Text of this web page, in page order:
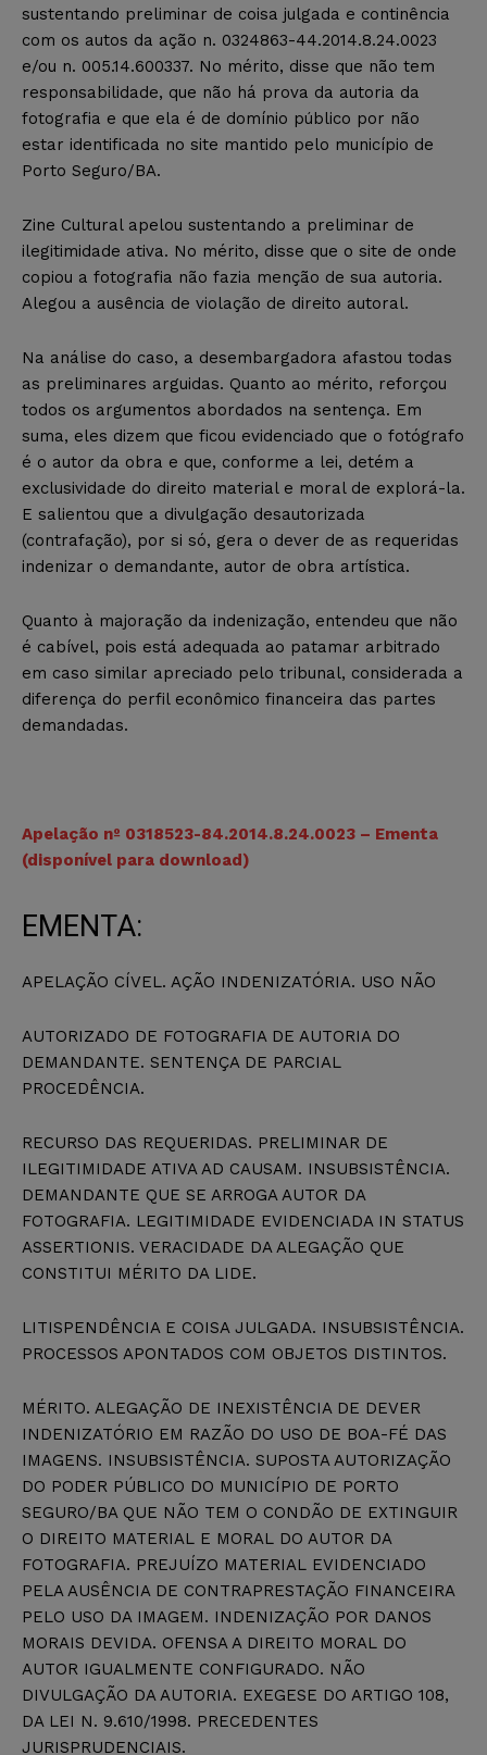
sustentando preliminar de coisa julgada e continência
com os autos da ação n. 0324863-44.2014.8.24.0023
e/ou n. 005.14.600337. No mérito, disse que não tem
responsabilidade, que não há prova da autoria da
fotografia e que ela é de domínio público por não
estar identificada no site mantido pelo município de
Porto Seguro/BA.
Zine Cultural apelou sustentando a preliminar de
ilegitimidade ativa. No mérito, disse que o site de onde
copiou a fotografia não fazia menção de sua autoria.
Alegou a ausência de violação de direito autoral.
Na análise do caso, a desembargadora afastou todas
as preliminares arguidas. Quanto ao mérito, reforçou
todos os argumentos abordados na sentença. Em
suma, eles dizem que ficou evidenciado que o fotógrafo
é o autor da obra e que, conforme a lei, detém a
exclusividade do direito material e moral de explorá-la.
E salientou que a divulgação desautorizada
(contrafação), por si só, gera o dever de as requeridas
indenizar o demandante, autor de obra artística.
Quanto à majoração da indenização, entendeu que não
é cabível, pois está adequada ao patamar arbitrado
em caso similar apreciado pelo tribunal, considerada a
diferença do perfil econômico financeira das partes
demandadas.
Apelação nº 0318523-84.2014.8.24.0023 – Ementa
(disponível para download)
EMENTA:
APELAÇÃO CÍVEL. AÇÃO INDENIZATÓRIA. USO NÃO
AUTORIZADO DE FOTOGRAFIA DE AUTORIA DO
DEMANDANTE. SENTENÇA DE PARCIAL
PROCEDÊNCIA.
RECURSO DAS REQUERIDAS. PRELIMINAR DE
ILEGITIMIDADE ATIVA AD CAUSAM. INSUBSISTÊNCIA.
DEMANDANTE QUE SE ARROGA AUTOR DA
FOTOGRAFIA. LEGITIMIDADE EVIDENCIADA IN STATUS
ASSERTIONIS. VERACIDADE DA ALEGAÇÃO QUE
CONSTITUI MÉRITO DA LIDE.
LITISPENDÊNCIA E COISA JULGADA. INSUBSISTÊNCIA.
PROCESSOS APONTADOS COM OBJETOS DISTINTOS.
MÉRITO. ALEGAÇÃO DE INEXISTÊNCIA DE DEVER
INDENIZATÓRIO EM RAZÃO DO USO DE BOA-FÉ DAS
IMAGENS. INSUBSISTÊNCIA. SUPOSTA AUTORIZAÇÃO
DO PODER PÚBLICO DO MUNICÍPIO DE PORTO
SEGURO/BA QUE NÃO TEM O CONDÃO DE EXTINGUIR
O DIREITO MATERIAL E MORAL DO AUTOR DA
FOTOGRAFIA. PREJUÍZO MATERIAL EVIDENCIADO
PELA AUSÊNCIA DE CONTRAPRESTAÇÃO FINANCEIRA
PELO USO DA IMAGEM. INDENIZAÇÃO POR DANOS
MORAIS DEVIDA. OFENSA A DIREITO MORAL DO
AUTOR IGUALMENTE CONFIGURADO. NÃO
DIVULGAÇÃO DA AUTORIA. EXEGESE DO ARTIGO 108,
DA LEI N. 9.610/1998. PRECEDENTES
JURISPRUDENCIAIS.